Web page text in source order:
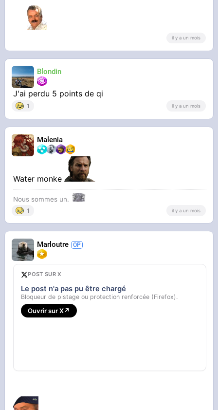
il y a un mois
Blondin
J'ai perdu 5 points de qi
1 il y a un mois
Malenia
Water monke
Nous sommes un.
1 il y a un mois
Marloutre
POST SUR X
Le post n'a pas pu être chargé
Bloqueur de pistage ou protection renforcée (Firefox).
Ouvrir sur X↗